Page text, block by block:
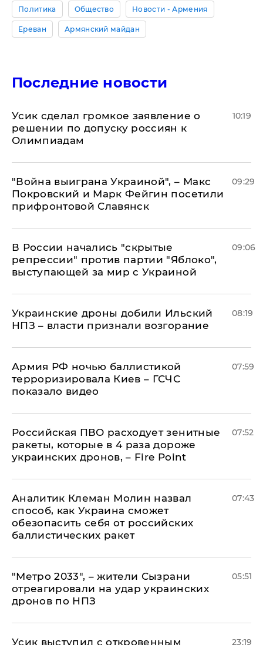
Политика Общество Новости - Армения
Ереван Армянский майдан
Последние новости
Усик сделал громкое заявление о
решении по допуску россиян к
Олимпиадам
10:19
"Война выиграна Украиной", – Макс
Покровский и Марк Фейгин посетили
прифронтовой Славянск
09:29
В России начались "скрытые
репрессии" против партии "Яблоко",
выступающей за мир с Украиной
09:06
Украинские дроны добили Ильский
НПЗ – власти признали возгорание
08:19
Армия РФ ночью баллистикой
терроризировала Киев – ГСЧС
показало видео
07:59
Российская ПВО расходует зенитные
ракеты, которые в 4 раза дороже
украинских дронов, – Fire Point
07:52
Аналитик Клеман Молин назвал
способ, как Украина сможет
обезопасить себя от российских
баллистических ракет
07:43
"Метро 2033", – жители Сызрани
отреагировали на удар украинских
дронов по НПЗ
05:51
Усик выступил с откровенным 23:19